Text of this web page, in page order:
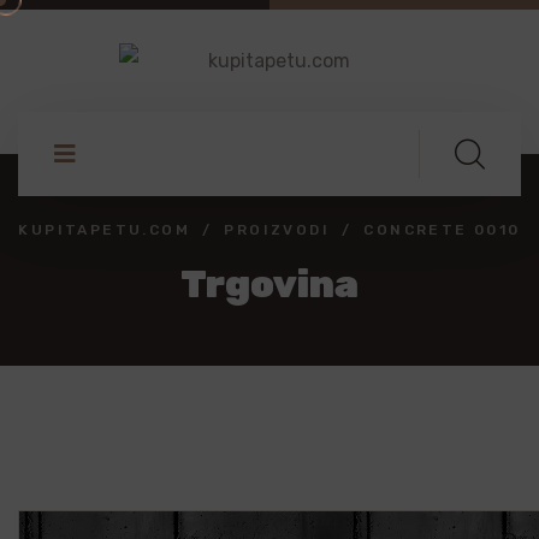
KUPITAPETU.COM PROIZVODI CONCRETE 0010
Trgovina